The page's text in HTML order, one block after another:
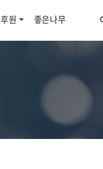
후원 좋은나무